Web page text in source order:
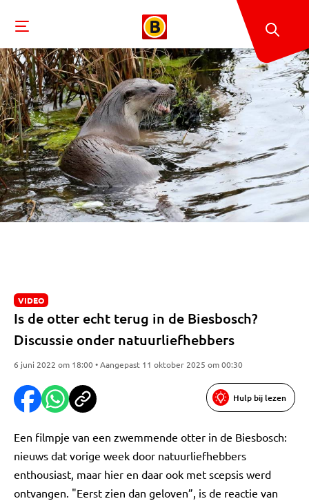
VIDEO
Is de otter echt terug in de Biesbosch?
Discussie onder natuurliefhebbers
6 juni 2022 om 18:00 • Aangepast 11 oktober 2025 om 00:30
Hulp bij lezen
Een filmpje van een zwemmende otter in de Biesbosch:
nieuws dat vorige week door natuurliefhebbers
enthousiast, maar hier en daar ook met scepsis werd
ontvangen. "Eerst zien dan geloven”, is de reactie van